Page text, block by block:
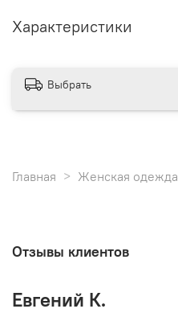
Характеристики
Выбрать
Главная Женская одежда
Отзывы клиентов
Евгений К.